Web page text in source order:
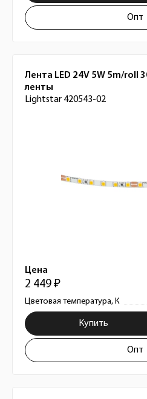
Опт
Лента LED 24V 5W 5m/roll
ленты
Lightstar 420543-02
Цена
2 449 ₽
Цветовая температура, К
Купить
Опт